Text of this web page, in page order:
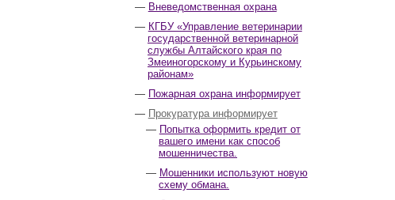
Вневедомственная охрана
КГБУ «Управление ветеринарии
государственной ветеринарной
службы Алтайского края по
Змеиногорскому и Курьинскому
районам»
Пожарная охрана информирует
Прокуратура информирует
Попытка оформить кредит от
вашего имени как способ
мошенничества.
Мошенники используют новую
схему обмана.